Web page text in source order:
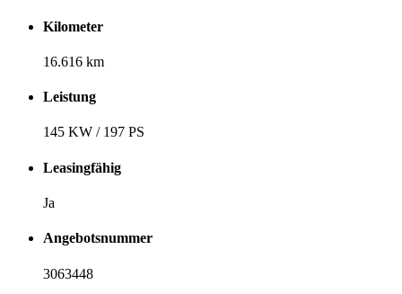
Kilometer
16.616 km
Leistung
145 KW / 197 PS
Leasingfähig
Ja
Angebotsnummer
3063448